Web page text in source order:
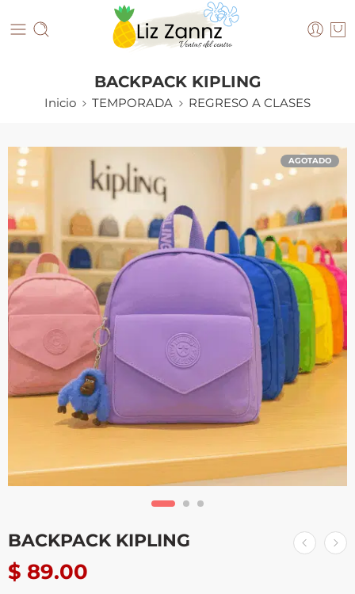
BACKPACK KIPLING
Inicio TEMPORADA REGRESO A CLASES
AGOTADO
BACKPACK KIPLING
$ 89.00